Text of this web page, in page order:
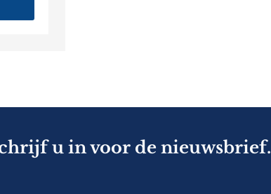
u in voor de nieuwsbrief.